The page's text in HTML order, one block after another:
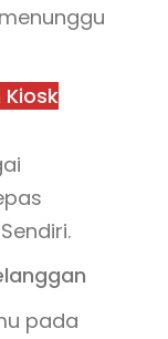
pada